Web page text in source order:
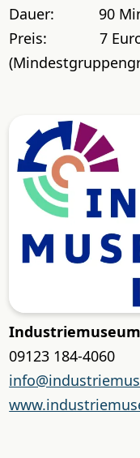
Dauer: 90
Preis: 7 Euro
09123 184-4060